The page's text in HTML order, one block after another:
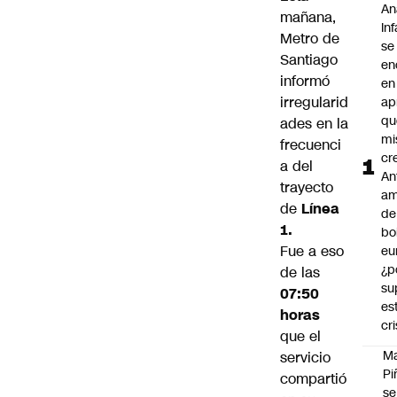
mañana,
Metro de
Santiago
informó
irregularid
ades en la
frecuenci
a del
trayecto
de Línea
1.
Fue a eso
de las
07:50
horas
que el
servicio
compartió
se